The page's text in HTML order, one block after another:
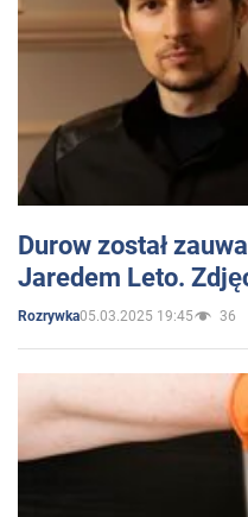
Durow został
Jaredem Leto.
Rozrywka05.03.2025 19:45 36